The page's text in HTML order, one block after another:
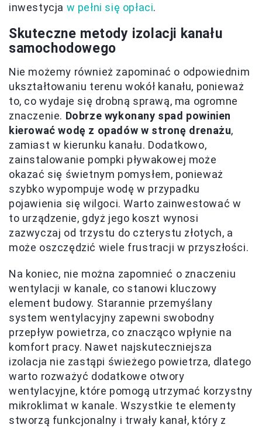
inwestycja w pełni się opłaci.
Skuteczne metody izolacji kanału
samochodowego
Nie możemy również zapominać o odpowiednim
ukształtowaniu terenu wokół kanału, ponieważ
to, co wydaje się drobną sprawą, ma ogromne
znaczenie. Dobrze wykonany spad powinien
kierować wodę z opadów w stronę drenażu,
zamiast w kierunku kanału. Dodatkowo,
zainstalowanie pompki pływakowej może
okazać się świetnym pomysłem, ponieważ
szybko wypompuje wodę w przypadku
pojawienia się wilgoci. Warto zainwestować w
to urządzenie, gdyż jego koszt wynosi
zazwyczaj od trzystu do czterystu złotych, a
może oszczędzić wiele frustracji w przyszłości.
Na koniec, nie można zapomnieć o znaczeniu
wentylacji w kanale, co stanowi kluczowy
element budowy. Starannie przemyślany
system wentylacyjny zapewni swobodny
przepływ powietrza, co znacząco wpłynie na
komfort pracy. Nawet najskuteczniejsza
izolacja nie zastąpi świeżego powietrza, dlatego
warto rozważyć dodatkowe otwory
wentylacyjne, które pomogą utrzymać korzystny
mikroklimat w kanale. Wszystkie te elementy
stworzą funkcjonalny i trwały kanał, który z